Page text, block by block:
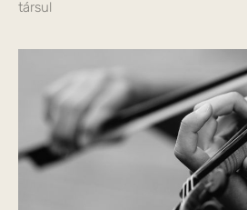
társul